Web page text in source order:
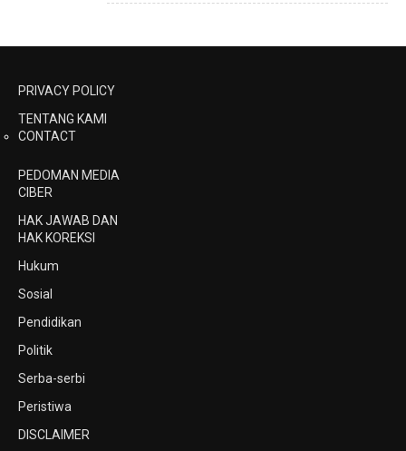
PRIVACY POLICY
TENTANG KAMI
CONTACT
PEDOMAN MEDIA
CIBER
HAK JAWAB DAN
HAK KOREKSI
Hukum
Sosial
Pendidikan
Politik
Serba-serbi
Peristiwa
DISCLAIMER